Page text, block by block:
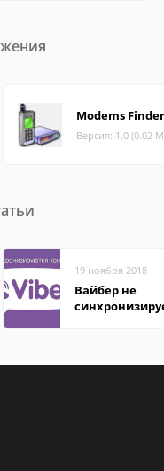
Modems Finder
Версия: 1.0 (0.02
19 ноября 2018
Вайбер не